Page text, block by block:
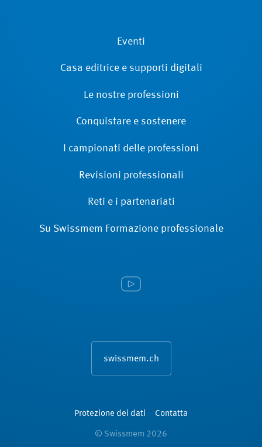
Eventi
Casa editrice e supporti digitali
Le nostre professioni
Conquistare e sostenere
I campionati delle professioni
Revisioni ­professionali
Reti e i partenariati
Su Swissmem Formazione ­professionale
swissmem.ch
Protezione dei dati Contatta
© Swissmem 2026